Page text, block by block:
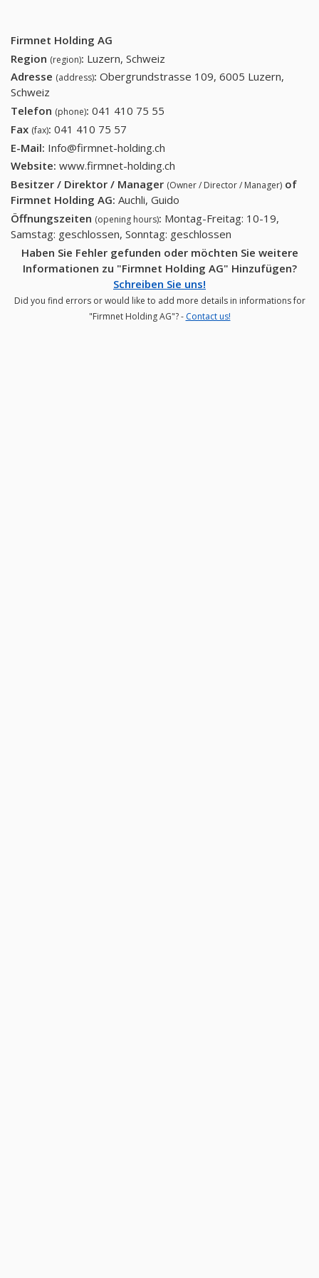
Firmnet Holding AG
Region (region): Luzern, Schweiz
Adresse (address): Obergrundstrasse 109, 6005 Luzern,
Schweiz
Telefon (phone): 041 410 75 55
Fax (fax): 041 410 75 57
E-Mail: Info@firmnet-holding.ch
Website: www.firmnet-holding.ch
Besitzer / Direktor / Manager (Owner / Director / Manager) of
Firmnet Holding AG: Auchli, Guido
Öffnungszeiten (opening hours): Montag-Freitag: 10-19,
Samstag: geschlossen, Sonntag: geschlossen
Haben Sie Fehler gefunden oder möchten Sie weitere
Informationen zu "Firmnet Holding AG" Hinzufügen?
Schreiben Sie uns!
Did you find errors or would like to add more details in informations for
"Firmnet Holding AG"? - Contact us!